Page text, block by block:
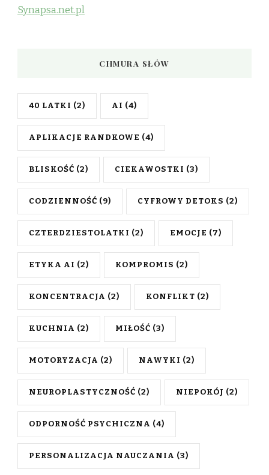
Synapsa.net.pl
CHMURA SŁÓW
40 LATKI (2) AI (4)
APLIKACJE RANDKOWE (4)
BLISKOŚĆ (2) CIEKAWOSTKI (3)
CODZIENNOŚĆ (9) CYFROWY DETOKS (2)
CZTERDZIESTOLATKI (2) EMOCJE (7)
ETYKA AI (2) KOMPROMIS (2)
KONCENTRACJA (2) KONFLIKT (2)
KUCHNIA (2) MIŁOŚĆ (3)
MOTORYZACJA (2) NAWYKI (2)
NEUROPLASTYCZNOŚĆ (2) NIEPOKÓJ (2)
ODPORNOŚĆ PSYCHICZNA (4)
PERSONALIZACJA NAUCZANIA (3)